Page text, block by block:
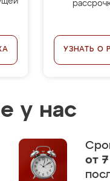
УЗНАТЬ О
у нас
от